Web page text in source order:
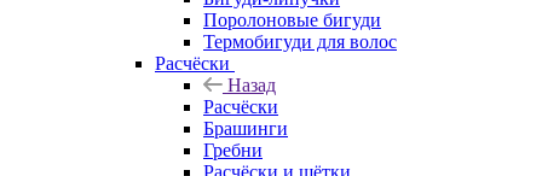
Поролоновые бигуди
Термобигуди для волос
Расчёски
Назад
Расчёски
Брашинги
Гребни
Расчёски и щётки